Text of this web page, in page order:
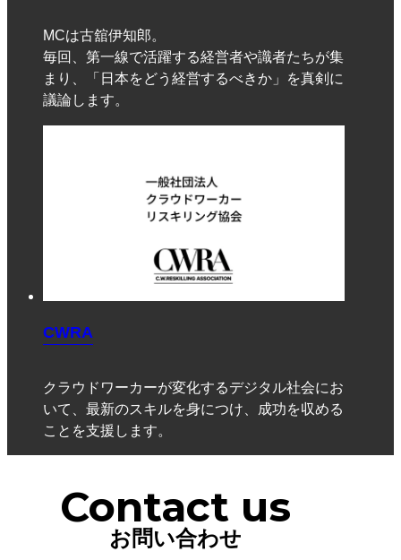
MCは古舘伊知郎。
毎回、第一線で活躍する経営者や識者たちが集
まり、「日本をどう経営するべきか」を真剣に
議論します。
CWRA
クラウドワーカーが変化するデジタル社会にお
いて、最新のスキルを身につけ、成功を収める
ことを支援します。
Contact us
お問い合わせ